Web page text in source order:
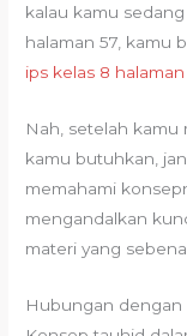
kalau kamu
halaman 57, kamu
ips kelas 8 halaman
Nah, setelah kamu
kamu butuhkan,
memahami
mengandalkan
materi yang
Hubungan dengan